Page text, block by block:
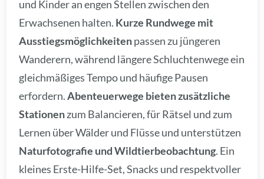
und Kinder an engen Stellen zwischen den
Erwachsenen halten. Kurze Rundwege mit
Ausstiegsmöglichkeitenpassen zu jüngeren
Wanderern, während längere Schluchtenwege ein
gleichmäßiges Tempo und häufige Pausen
erfordern.Abenteuerwege bieten zusätzliche
Stationenzum Balancieren, für Rätsel und zum
Lernen über Wälder und Flüsse und unterstützen
Naturfotografie und Wildtierbeobachtung. Ein
kleines Erste-Hilfe-Set, Snacks und respektvoller